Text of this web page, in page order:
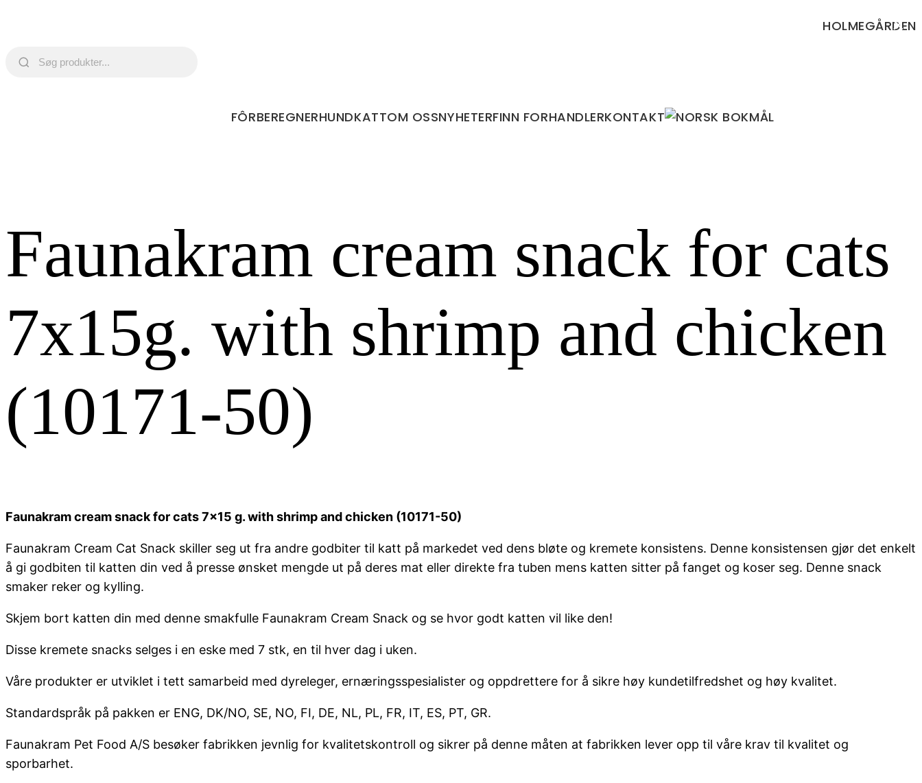
HOLMEGÅRDEN
FÔRBEREGNERHUNDKATTOM OSSNYHETERFINN FORHANDLERKONTAKT
Faunakram cream snack for cats
7x15g. with shrimp and chicken
(10171-50)
Faunakram cream snack for cats 7x15 g. with shrimp and chicken (10171-50)
Faunakram Cream Cat Snack skiller seg ut fra andre godbiter til katt på markedet ved dens bløte og kremete konsistens. Denne konsistensen gjør det enkelt
å gi godbiten til katten din ved å presse ønsket mengde ut på deres mat eller direkte fra tuben mens katten sitter på fanget og koser seg. Denne snack
smaker reker og kylling.
Skjem bort katten din med denne smakfulle Faunakram Cream Snack og se hvor godt katten vil like den!
Disse kremete snacks selges i en eske med 7 stk, en til hver dag i uken.
Våre produkter er utviklet i tett samarbeid med dyreleger, ernæringsspesialister og oppdrettere for å sikre høy kundetilfredshet og høy kvalitet.
Standardspråk på pakken er ENG, DK/NO, SE, NO, FI, DE, NL, PL, FR, IT, ES, PT, GR.
Faunakram Pet Food A/S besøker fabrikken jevnlig for kvalitetskontroll og sikrer på denne måten at fabrikken lever opp til våre krav til kvalitet og
sporbarhet.
×